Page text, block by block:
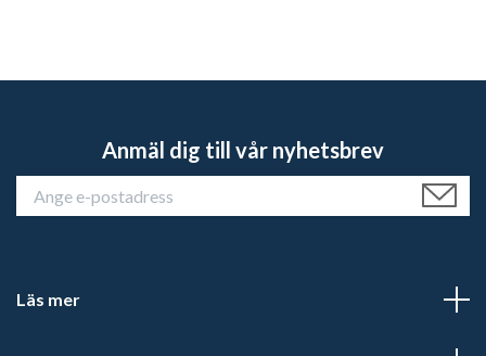
Anmäl dig till vår nyhetsbrev
Läs mer